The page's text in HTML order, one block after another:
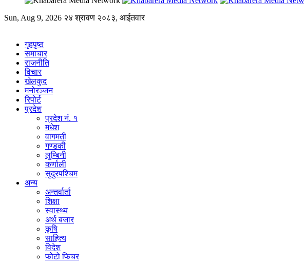
Sun, Aug 9, 2026 २४ श्रावण २०८३, आईतवार
गृहपृष्ठ
समाचार
राजनीति
विचार
खेलकुद
मनोरञ्जन
रिपोर्ट
प्रदेश
प्रदेश नं. १
मधेश
वागमती
गण्डकी
लुम्बिनी
कर्णाली
सुदुरपश्चिम
अन्य
अन्तर्वार्ता
शिक्षा
स्वास्थ्य
अर्थ बजार
कृषि
साहित्य
विदेश
फोटो फिचर